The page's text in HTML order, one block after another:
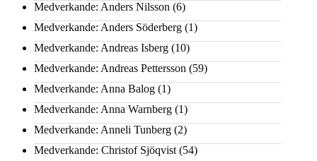
Medverkande: Anders Nilsson (6)
Medverkande: Anders Söderberg (1)
Medverkande: Andreas Isberg (10)
Medverkande: Andreas Pettersson (59)
Medverkande: Anna Balog (1)
Medverkande: Anna Warnberg (1)
Medverkande: Anneli Tunberg (2)
Medverkande: Christof Sjöqvist (54)